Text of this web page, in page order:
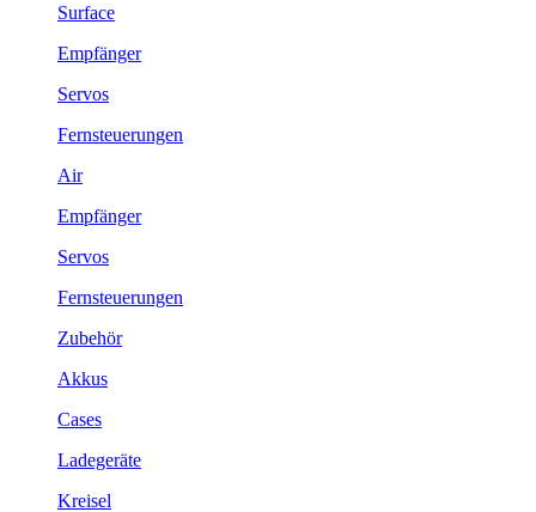
Surface
Empfänger
Servos
Fernsteuerungen
Air
Empfänger
Servos
Fernsteuerungen
Zubehör
Akkus
Cases
Ladegeräte
Kreisel